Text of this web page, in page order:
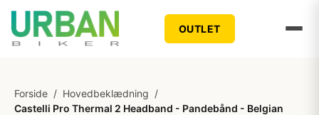
OUTLET
Forside / Hovedbeklædning /
Castelli Pro Thermal 2 Headband - Pandebånd - Belgian